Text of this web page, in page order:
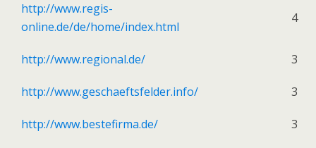
http://www.regis-
online.de/de/home/index.html
4
http://www.regional.de/ 3
http://www.geschaeftsfelder.info/ 3
http://www.bestefirma.de/ 3